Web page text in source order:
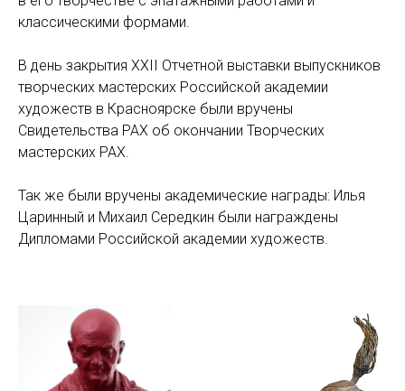
классическими формами.
В день закрытия XXII Отчетной выставки выпускников
творческих мастерских Российской академии
художеств в Красноярске были вручены
Свидетельства РАХ об окончании Творческих
мастерских РАХ.
Так же были вручены академические награды: Илья
Царинный и Михаил Середкин были награждены
Дипломами Российской академии художеств.